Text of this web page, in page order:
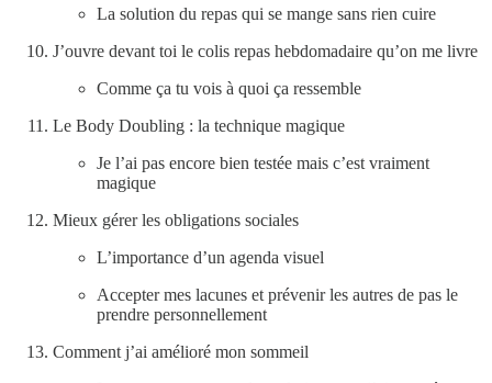
La solution du repas qui se mange sans rien cuire
J’ouvre devant toi le colis repas hebdomadaire qu’on me livre
Comme ça tu vois à quoi ça ressemble
Le Body Doubling : la technique magique
Je l’ai pas encore bien testée mais c’est vraiment
magique
Mieux gérer les obligations sociales
L’importance d’un agenda visuel
Accepter mes lacunes et prévenir les autres de pas le
prendre personnellement
Comment j’ai amélioré mon sommeil